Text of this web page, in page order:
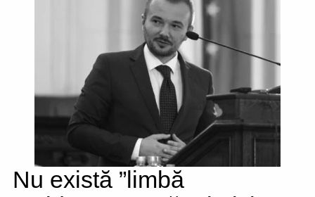
Nu există ”limbă